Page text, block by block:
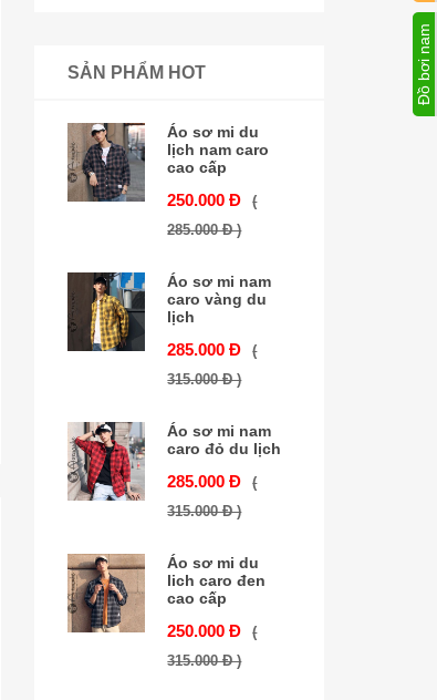
SẢN PHẨM HOT
Áo sơ mi du
lịch nam caro
cao cấp
250.000 Đ
(
285.000 Đ )
Áo sơ mi nam
caro vàng du
lịch
285.000 Đ
(
315.000 Đ )
Áo sơ mi nam
caro đỏ du lịch
285.000 Đ
(
315.000 Đ )
Áo sơ mi du
lich caro đen
cao cấp
250.000 Đ
(
315.000 Đ )
Đồ bơi nam